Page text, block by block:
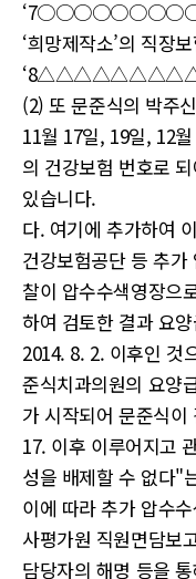
‘7○○○○○○○○○○’
‘희망제작소’의 직장
‘8△△△△△△△△△△’
(2) 또 문준식의 박주
11월 17일, 19일, 12
의 건강보험 번호로
있습니다.
다. 여기에 추가하여
건강보험공단 등 추
찰이 압수수색영장으
하여 검토한 결과 요
2014. 8. 2. 이후인 것
준식치과의원의 요양
가 시작되어 문준식
17. 이후 이루어지고
성을 배제할 수 없다"
이에 따라 추가 압수
사평가원 직원면담보
담당자의 해명 등을